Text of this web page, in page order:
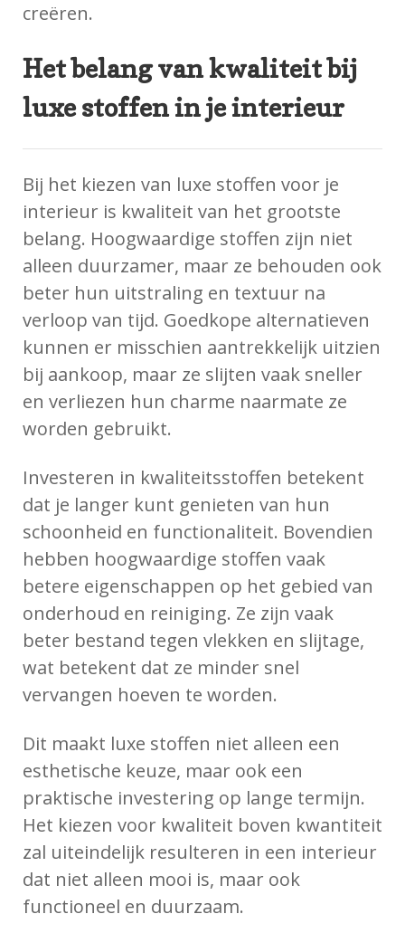
creëren.
Het belang van kwaliteit bij
luxe stoffen in je interieur
Bij het kiezen van luxe stoffen voor je
interieur is kwaliteit van het grootste
belang. Hoogwaardige stoffen zijn niet
alleen duurzamer, maar ze behouden ook
beter hun uitstraling en textuur na
verloop van tijd. Goedkope alternatieven
kunnen er misschien aantrekkelijk uitzien
bij aankoop, maar ze slijten vaak sneller
en verliezen hun charme naarmate ze
worden gebruikt.
Investeren in kwaliteitsstoffen betekent
dat je langer kunt genieten van hun
schoonheid en functionaliteit. Bovendien
hebben hoogwaardige stoffen vaak
betere eigenschappen op het gebied van
onderhoud en reiniging. Ze zijn vaak
beter bestand tegen vlekken en slijtage,
wat betekent dat ze minder snel
vervangen hoeven te worden.
Dit maakt luxe stoffen niet alleen een
esthetische keuze, maar ook een
praktische investering op lange termijn.
Het kiezen voor kwaliteit boven kwantiteit
zal uiteindelijk resulteren in een interieur
dat niet alleen mooi is, maar ook
functioneel en duurzaam.